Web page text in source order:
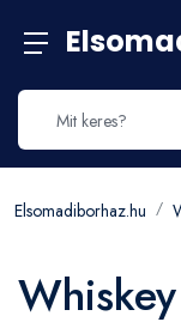
Elsomadiborhaz.hu